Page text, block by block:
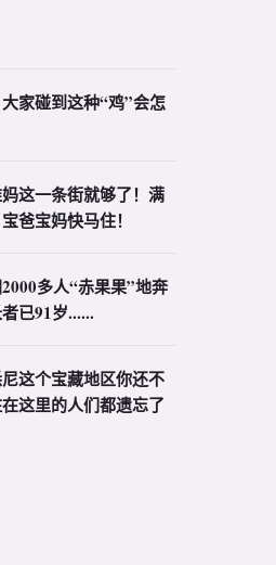
家碰到这种“鸡”会怎
这一条街就够了！满
爸宝妈快马住！
多人“赤果果”地奔
已91岁......
这个宝藏地区你还不
这里的人们都遗忘了